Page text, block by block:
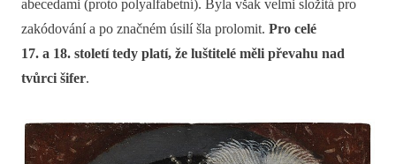
abecedami (proto polyalfabetní). Byla však velmi složitá pro
zakódování a po značném úsilí šla prolomit. Pro celé
17. a 18. století tedy platí, že luštitelé měli převahu nad
tvůrci šifer.